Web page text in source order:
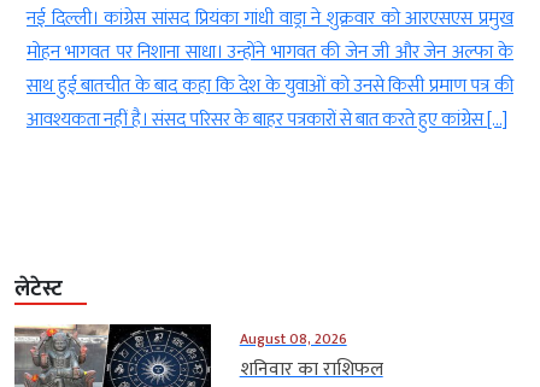
नई दिल्ली। कांग्रेस सांसद प्रियंका गांधी वाड्रा ने शुक्रवार को आरएसएस प्रमुख
मोहन भागवत पर निशाना साधा। उन्होंने भागवत की जेन जी और जेन अल्फा के
साथ हुई बातचीत के बाद कहा कि देश के युवाओं को उनसे किसी प्रमाण पत्र की
आवश्यकता नहीं है। संसद परिसर के बाहर पत्रकारों से बात करते हुए कांग्रेस […]
लेटेस्ट
August 08, 2026
शनिवार का राशिफल